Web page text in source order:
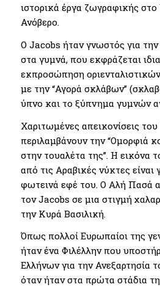
ιστορικά έργα ζωγραφικής
Ανόβερο.
Ο Jacobs ήταν γνωστός για την
στα γυμνά, που εκφράζεται
εκπροσώπηση
με την “Αγορά σκλάβων”
ύπνο και το ξύπνημα γυμνών
Χαριτωμένες απεικονίσεις
περιλαμβάνουν την “Ομορφιά
στην τουαλέτα της”. Η εικόνα
από τις Αραβικές νύκτες είναι
φωτεινά εφέ του. Ο Αλή Πασά
τον Jacobs σε μια στιγμή
την Κυρά Βασιλική.
Όπως πολλοί Ευρωπαίοι της
ήταν ένα Φιλέλλην που
Ελλήνων για την Ανεξαρτησία
όταν ήταν στα πρώτα στάδια